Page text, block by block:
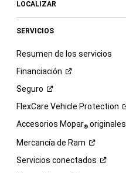
LOCALIZAR
SERVICIOS
Resumen de los servicios
Financiación
Seguro
FlexCare Vehicle Protection
Accesorios Mopar®originales
Mercancía de Ram
Servicios conectados